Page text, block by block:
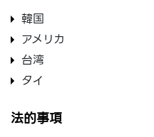
韓国
アメリカ
台湾
タイ
法的事項